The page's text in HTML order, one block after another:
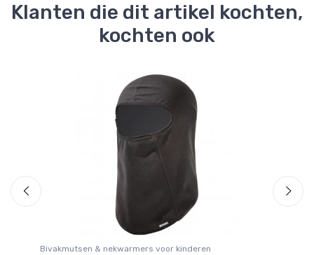
Klanten die dit artikel kochten,
kochten ook
Bivakmutsen & nekwarmers voor kinderen